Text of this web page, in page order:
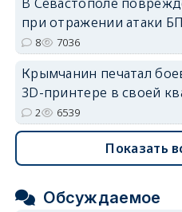
при отражении атаки
8 7036
Крымчанин печатал
3D-принтере в своей
2 6539
Показать
Обсуждаемое